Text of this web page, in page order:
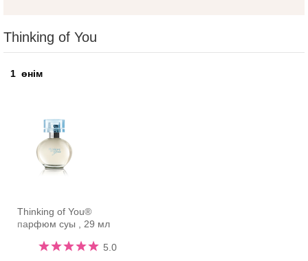
Thinking of You
1 өнім
Thinking of You®
парфюм суы , 29 мл
5.0